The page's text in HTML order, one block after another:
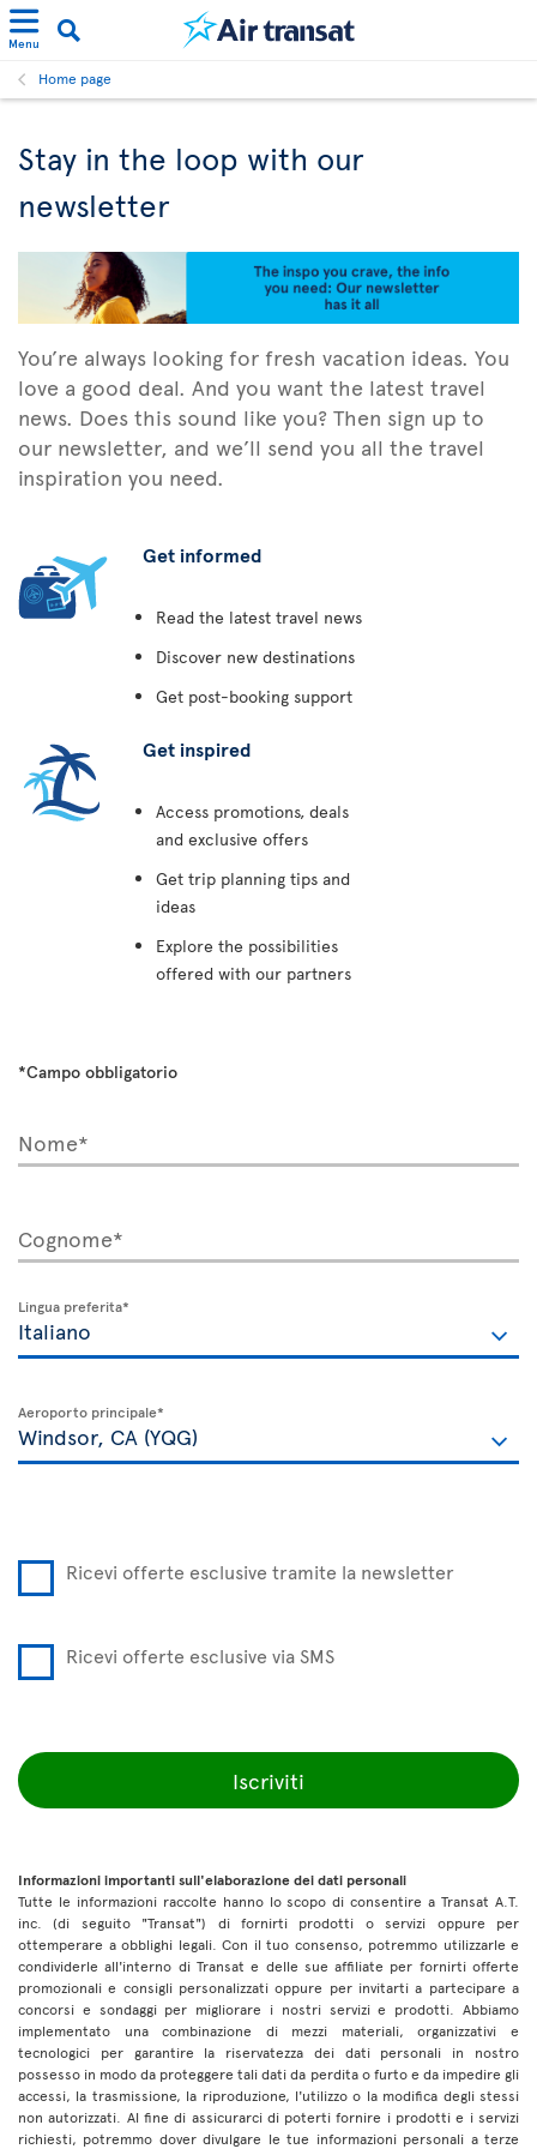
Menu
Home page
Stay in the loop with our
newsletter
You’re always looking for fresh vacation ideas. You
love a good deal. And you want the latest travel
news. Does this sound like you? Then sign up to
our newsletter, and we’ll send you all the travel
inspiration you need.
Get informed
Read the latest travel news
Discover new destinations
Get post-booking support
Get inspired
Access promotions, deals
and exclusive offers
Get trip planning tips and
ideas
Explore the possibilities
offered with our partners
*Campo obbligatorio
Nome*
Cognome*
Lingua preferita*
Aeroporto principale*
Ricevi offerte esclusive tramite la newsletter
Ricevi offerte esclusive via SMS
Iscriviti
Informazioni importanti sull'elaborazione dei dati personali
Tutte le informazioni raccolte hanno lo scopo di consentire a Transat A.T.
inc. (di seguito "Transat") di fornirti prodotti o servizi oppure per
ottemperare a obblighi legali. Con il tuo consenso, potremmo utilizzarle e
condividerle all'interno di Transat e delle sue affiliate per fornirti offerte
promozionali e consigli personalizzati oppure per invitarti a partecipare a
concorsi e sondaggi per migliorare i nostri servizi e prodotti. Abbiamo
implementato una combinazione di mezzi materiali, organizzativi e
tecnologici per garantire la riservatezza dei dati personali in nostro
possesso in modo da proteggere tali dati da perdita o furto e da impedire gli
accessi, la trasmissione, la riproduzione, l'utilizzo o la modifica degli stessi
non autorizzati. Al fine di assicurarci di poterti fornire i prodotti e i servizi
richiesti, potremmo dover divulgare le tue informazioni personali a terze